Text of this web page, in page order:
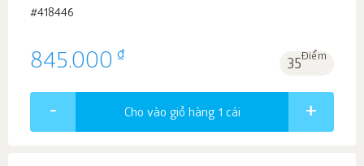
#418446
845.000 ₫ 35Điểm
Cho vào giỏ hàng 1 cái